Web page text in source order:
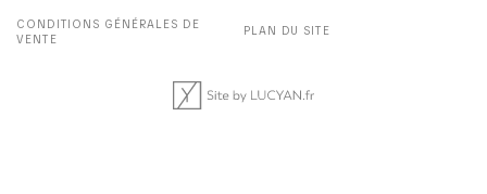
CONDITIONS GÉNÉRALES DE
VENTE
PLAN DU SITE